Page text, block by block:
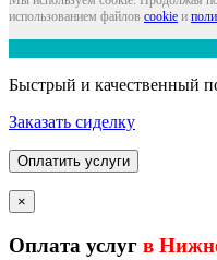
использованием файлов cookie и
Быстрый и качественный
Заказать сиделку
Оплатить услуги
×
Оплата услуг в